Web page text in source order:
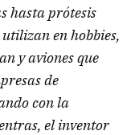
hasta prótesis
en hobbies,
y aviones que
de
con la
el inventor